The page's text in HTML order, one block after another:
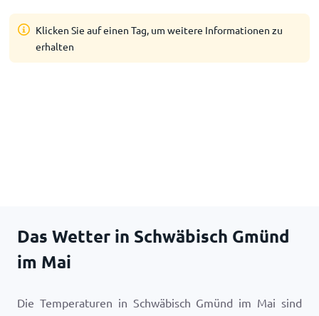
Klicken Sie auf einen Tag, um weitere Informationen zu
erhalten
Das Wetter in Schwäbisch Gmünd
im Mai
Die Temperaturen in Schwäbisch Gmünd im Mai sind